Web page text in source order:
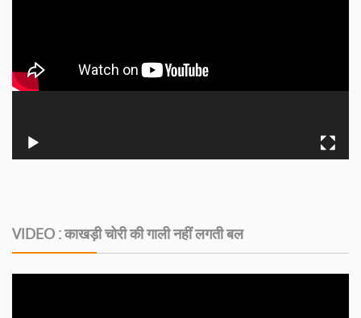
VIDEO : काखड़ी चोरी की गाली नहीं लगती बल